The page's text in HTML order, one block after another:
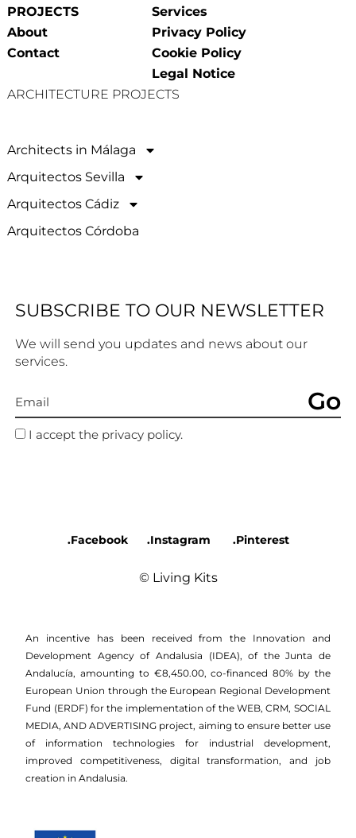
PROJECTS
About
Contact
Services
Privacy Policy
Cookie Policy
Legal Notice
ARCHITECTURE PROJECTS
Architects in Málaga
Arquitectos Sevilla
Arquitectos Cádiz
Arquitectos Córdoba
SUBSCRIBE TO OUR NEWSLETTER
We will send you updates and news about our
services.
I accept the privacy policy.
Go
© Living Kits
.Facebook .Instagram .Pinterest
An incentive has been received from the Innovation and
Development Agency of Andalusia (IDEA), of the Junta de
Andalucía, amounting to €8,450.00, co-financed 80% by the
European Union through the European Regional Development
Fund (ERDF) for the implementation of the WEB, CRM, SOCIAL
MEDIA, AND ADVERTISING project, aiming to ensure better use
of information technologies for industrial development,
improved competitiveness, digital transformation, and job
creation in Andalusia.